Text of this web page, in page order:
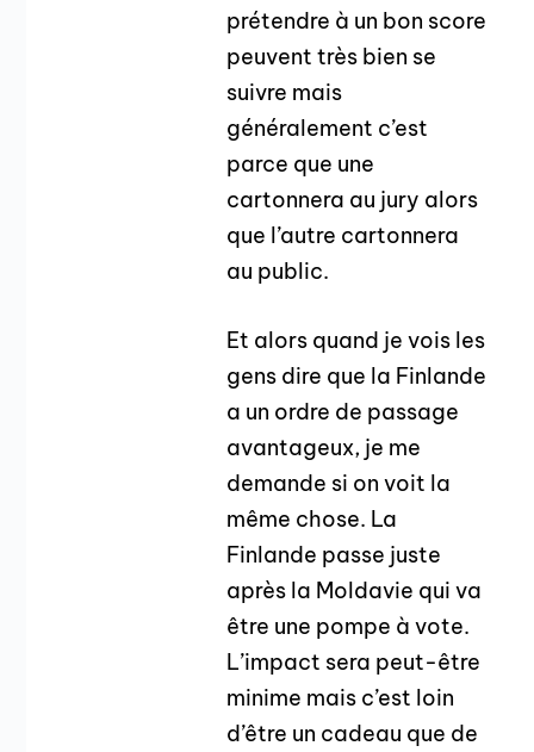
prétendre à un bon score
peuvent très bien se
suivre mais
généralement c’est
parce que une
cartonnera au jury alors
que l’autre cartonnera
au public.
Et alors quand je vois les
gens dire que la Finlande
a un ordre de passage
avantageux, je me
demande si on voit la
même chose. La
Finlande passe juste
après la Moldavie qui va
être une pompe à vote.
L’impact sera peut-être
minime mais c’est loin
d’être un cadeau que de